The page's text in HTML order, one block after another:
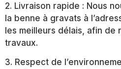
2. Livraison rapide : Nous
la benne à gravats à
les meilleurs délais, afin de
travaux.
3. Respect de